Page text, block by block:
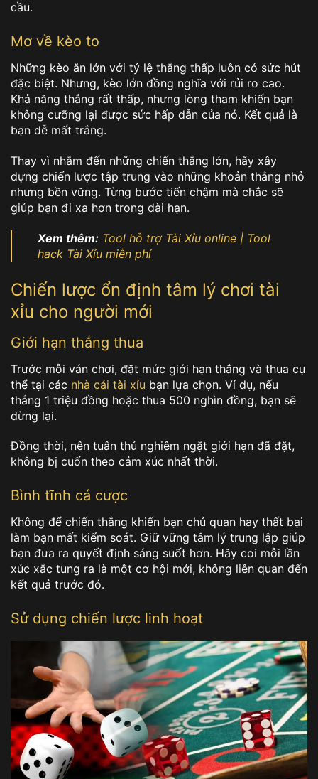
cầu.
Mơ về kèo to
Những kèo ăn lớn với tỷ lệ thắng thấp luôn có sức hút
đặc biệt. Nhưng, kèo lớn đồng nghĩa với rủi ro cao.
Khả năng thắng rất thấp, nhưng lòng tham khiến bạn
không cưỡng lại được sức hấp dẫn của nó. Kết quả là
bạn dễ mất trắng.
Thay vì nhắm đến những chiến thắng lớn, hãy xây
dựng chiến lược tập trung vào những khoản thắng nhỏ
nhưng bền vững. Từng bước tiến chậm mà chắc sẽ
giúp bạn đi xa hơn trong dài hạn.
Xem thêm: Tool hỗ trợ Tài Xỉu online | Tool
hack Tài Xỉu miễn phí
Chiến lược ổn định tâm lý chơi tài
xỉu cho người mới
Giới hạn thắng thua
Trước mỗi ván chơi, đặt mức giới hạn thắng và thua cụ
thể tại các nhà cái tài xỉu bạn lựa chọn. Ví dụ, nếu
thắng 1 triệu đồng hoặc thua 500 nghìn đồng, bạn sẽ
dừng lại.
Đồng thời, nên tuân thủ nghiêm ngặt giới hạn đã đặt,
không bị cuốn theo cảm xúc nhất thời.
Bình tĩnh cá cược
Không để chiến thắng khiến bạn chủ quan hay thất bại
làm bạn mất kiểm soát. Giữ vững tâm lý trung lập giúp
bạn đưa ra quyết định sáng suốt hơn. Hãy coi mỗi lần
xúc xắc tung ra là một cơ hội mới, không liên quan đến
kết quả trước đó.
Sử dụng chiến lược linh hoạt